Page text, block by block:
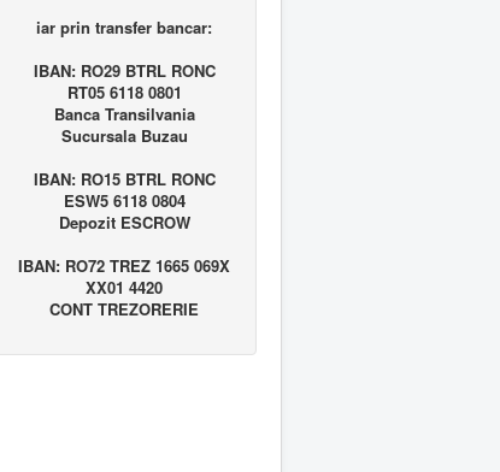
iar prin transfer bancar:
IBAN: RO29 BTRL RONC
RT05 6118 0801
Banca Transilvania
Sucursala Buzau
IBAN: RO15 BTRL RONC
ESW5 6118 0804
Depozit ESCROW
IBAN: RO72 TREZ 1665 069X
XX01 4420
CONT TREZORERIE